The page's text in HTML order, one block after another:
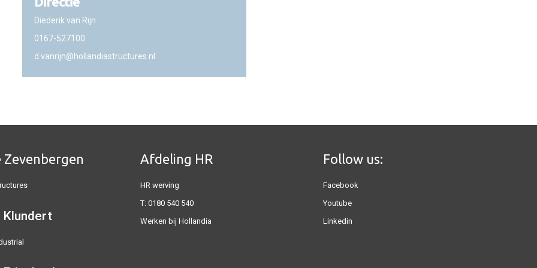
Diederik van Rijn
0167-527100
d.vanrijn@hollandiastructures.nl
Zevenbergen Afdeling HR
HR werving
T: 0180 540 540
Werken bij Hollandia
Follow us:
Facebook
Youtube
Linkedin